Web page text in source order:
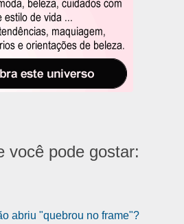
você pode gostar:
abriu "quebrou no frame"?